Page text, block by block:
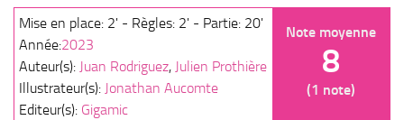
Note moyenne
8
(1 note)
Mise en place: 2' - Règles: 2' - Partie: 20'
Année:2023
Auteur(s): Juan Rodriguez, Julien Prothière
Illustrateur(s): Jonathan Aucomte
Editeur(s): Gigamic